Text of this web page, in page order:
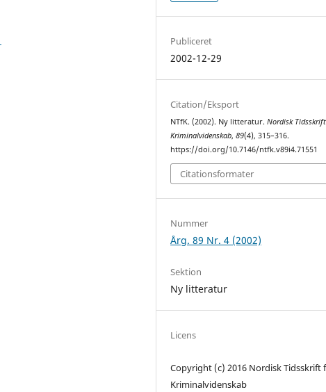
Publiceret
2002-12-29
Citation/Eksport
NTfK. (2002). Ny litteratur.Nordisk
Kriminalvidenskab,89(4), 315–316.
https://doi.org/10.7146/ntfk.v89i4.71551
Citationsformater
Nummer
Årg. 89 Nr. 4 (2002)
Sektion
Ny litteratur
Licens
Copyright (c) 2016 Nordisk Tidsskrift
Kriminalvidenskab